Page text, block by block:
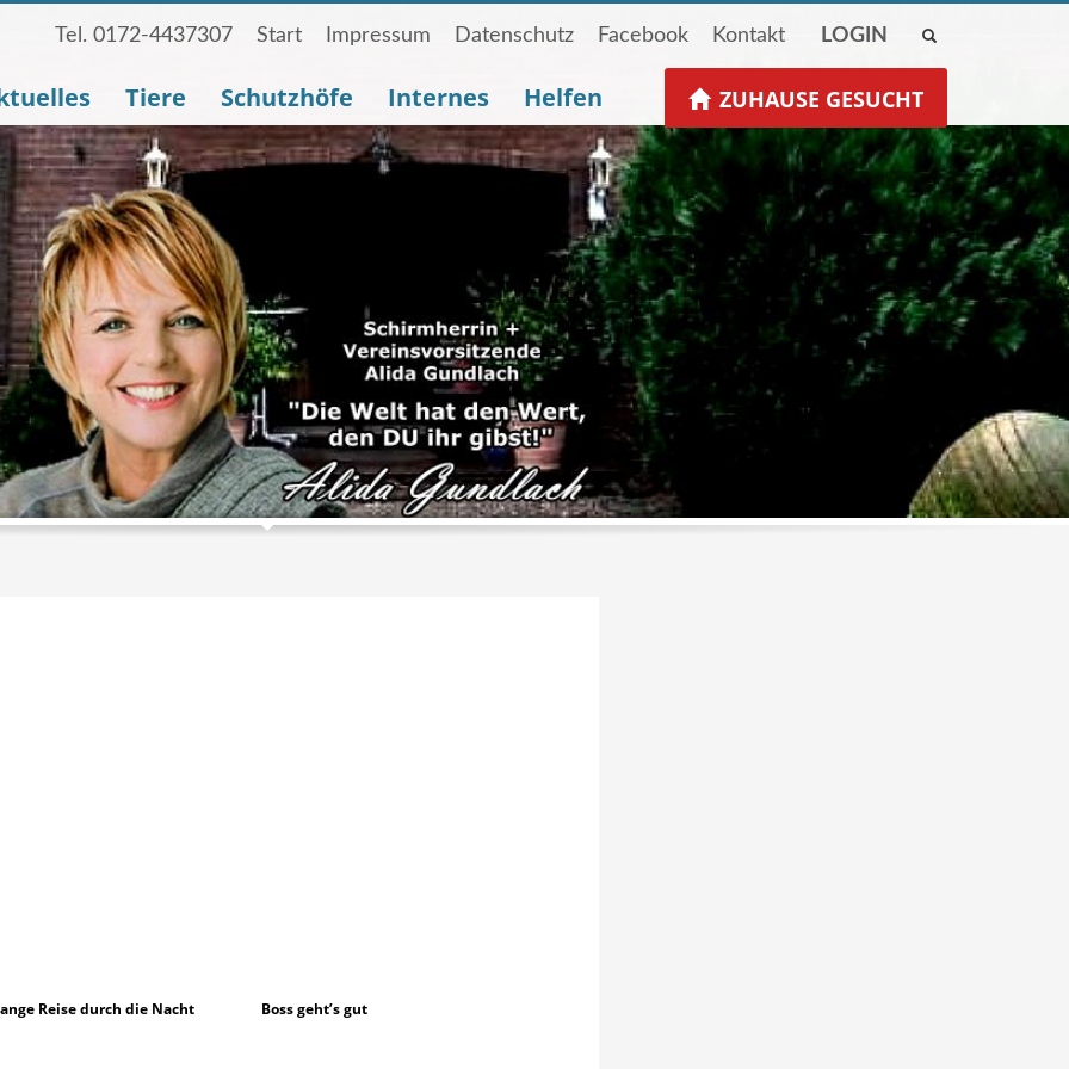
Tel. 0172-4437307 Start Impressum Datenschutz Facebook Kontakt LOGIN
Tiere Schutzhöfe Internes Helfen ZUHAUSE GESUCHT
Reise durch die Nacht Boss geht’s gut